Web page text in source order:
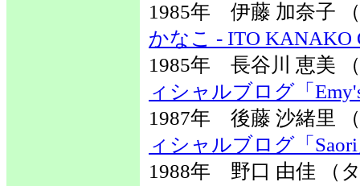
1985年 伊藤 加奈
かなこ - ITO KANAKO
1985年 長谷川 恵
ィシャルブログ「
1987年 後藤 沙緒
ィシャルブログ「
1988年 野口 由佳 （